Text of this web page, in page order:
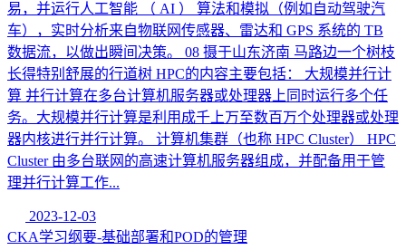
易，并运行人工智能 （ AI ） 算法和模拟（例如自动驾驶汽
车），实时分析来自物联网传感器、雷达和 GPS 系统的 TB
数据流，以做出瞬间决策。 08 摄于山东济南 马路边一个树枝
长得特别舒展的行道树 HPC的内容主要包括： 大规模并行计
算 并行计算在多台计算机服务器或处理器上同时运行多个任
务。大规模并行计算是利用成千上万至数百万个处理器或处理
器内核进行并行计算。 计算机集群（也称 HPC Cluster） HPC
Cluster 由多台联网的高速计算机服务器组成，并配备用于管
理并行计算工作...
2023-12-03
CKA学习纲要-基础部署和POD的管理